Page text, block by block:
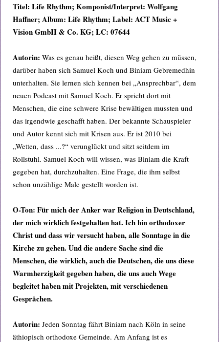
Titel: Life Rhythm; Komponist/Interpret: Wolfgang
Haffner; Album: Life Rhythm; Label: ACT Music +
Vision GmbH & Co. KG; LC: 07644
Autorin: Was es genau heißt, diesen Weg gehen zu müssen,
darüber haben sich Samuel Koch und Biniam Gebremedhin
unterhalten. Sie lernen sich kennen bei „Ansprechbar“, dem
neuen Podcast mit Samuel Koch. Er spricht dort mit
Menschen, die eine schwere Krise bewältigen mussten und
das irgendwie geschafft haben. Der bekannte Schauspieler
und Autor kennt sich mit Krisen aus. Er ist 2010 bei
„Wetten, dass ...?“ verunglückt und sitzt seitdem im
Rollstuhl. Samuel Koch will wissen, was Biniam die Kraft
gegeben hat, durchzuhalten. Eine Frage, die ihm selbst
schon unzählige Male gestellt worden ist.
O-Ton: Für mich der Anker war Religion in Deutschland,
der mich wirklich festgehalten hat. Ich bin orthodoxer
Christ und dass wir versucht haben, alle Sonntage in die
Kirche zu gehen. Und die andere Sache sind die
Menschen, die wirklich, auch die Deutschen, die uns diese
Warmherzigkeit gegeben haben, die uns auch Wege
begleitet haben mit Projekten, mit verschiedenen
Gesprächen.
Autorin: Jeden Sonntag fährt Biniam nach Köln in seine
äthiopisch orthodoxe Gemeinde. Am Anfang ist es